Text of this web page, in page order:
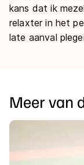
kans dat ik
relaxter in het
late aanval
Meer van